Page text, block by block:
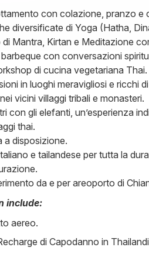
con colazione, pranzo e
diversificate di Yoga (Hatha,
di Mantra, Kirtan e Meditazione
con conversazioni
di cucina vegetariana Thai.
in luoghi meravigliosi e ricchi
vicini villaggi tribali e monasteri.
con gli elefanti, un’esperienza
thai.
a disposizione.
e tailandese per tutta la
da e per areoporto di
include:
aereo.